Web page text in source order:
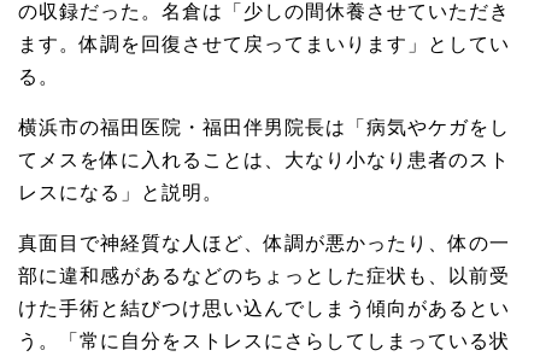
の収録だった。名倉は「少しの間休養させていただき
ます。体調を回復させて戻ってまいります」としてい
る。
横浜市の福田医院・福田伴男院長は「病気やケガをし
てメスを体に入れることは、大なり小なり患者のスト
レスになる」と説明。
真面目で神経質な人ほど、体調が悪かったり、体の一
部に違和感があるなどのちょっとした症状も、以前受
けた手術と結びつけ思い込んでしまう傾向があるとい
う。「常に自分をストレスにさらしてしまっている状